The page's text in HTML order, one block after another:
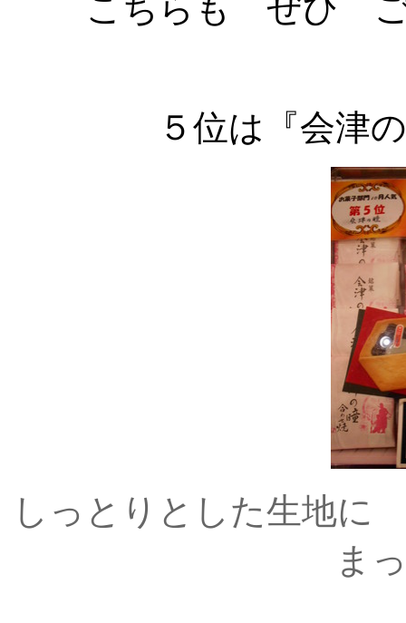
こちらも ぜひ ご
５位は『会津
しっとりとした生地
ま